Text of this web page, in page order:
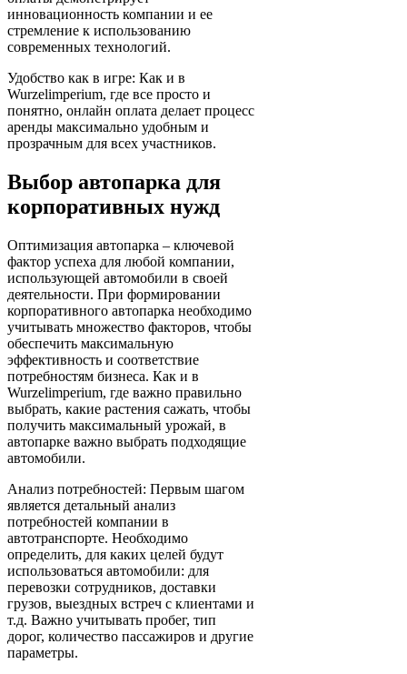
инновационность компании и ее
стремление к использованию
современных технологий.
Удобство как в игре: Как и в
Wurzelimperium, где все просто и
понятно, онлайн оплата делает процесс
аренды максимально удобным и
прозрачным для всех участников.
Выбор автопарка для
корпоративных нужд
Оптимизация автопарка – ключевой
фактор успеха для любой компании,
использующей автомобили в своей
деятельности. При формировании
корпоративного автопарка необходимо
учитывать множество факторов, чтобы
обеспечить максимальную
эффективность и соответствие
потребностям бизнеса. Как и в
Wurzelimperium, где важно правильно
выбрать, какие растения сажать, чтобы
получить максимальный урожай, в
автопарке важно выбрать подходящие
автомобили.
Анализ потребностей: Первым шагом
является детальный анализ
потребностей компании в
автотранспорте. Необходимо
определить, для каких целей будут
использоваться автомобили: для
перевозки сотрудников, доставки
грузов, выездных встреч с клиентами и
т.д. Важно учитывать пробег, тип
дорог, количество пассажиров и другие
параметры.